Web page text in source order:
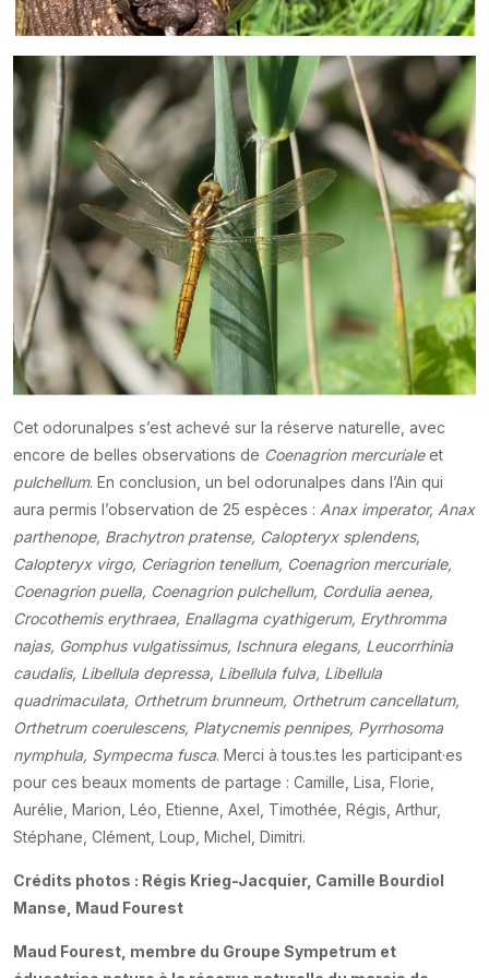
Cet odorunalpes s’est achevé sur la réserve naturelle, avec
encore de belles observations de Coenagrion mercurialeet
pulchellum. En conclusion, un bel odorunalpes dans l’Ain qui
aura permis l’observation de 25 espèces : Anax imperator, Anax
parthenope, Brachytron pratense, Calopteryx splendens,
Calopteryx virgo, Ceriagrion tenellum, Coenagrion mercuriale,
Coenagrion puella, Coenagrion pulchellum, Cordulia aenea,
Crocothemis erythraea, Enallagma cyathigerum, Erythromma
najas, Gomphus vulgatissimus, Ischnura elegans, Leucorrhinia
caudalis, Libellula depressa, Libellula fulva, Libellula
quadrimaculata, Orthetrum brunneum, Orthetrum cancellatum,
Orthetrum coerulescens, Platycnemis pennipes, Pyrrhosoma
nymphula, Sympecma fusca. Merci à tous.tes les participant·es
pour ces beaux moments de partage : Camille, Lisa, Florie,
Aurélie, Marion, Léo, Etienne, Axel, Timothée, Régis, Arthur,
Stéphane, Clément, Loup, Michel, Dimitri.
Crédits photos : Régis Krieg-Jacquier, Camille Bourdiol
Manse, Maud Fourest
Maud Fourest, membre du Groupe Sympetrum et